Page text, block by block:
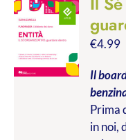
€4.99
Il
Prima
in noi,